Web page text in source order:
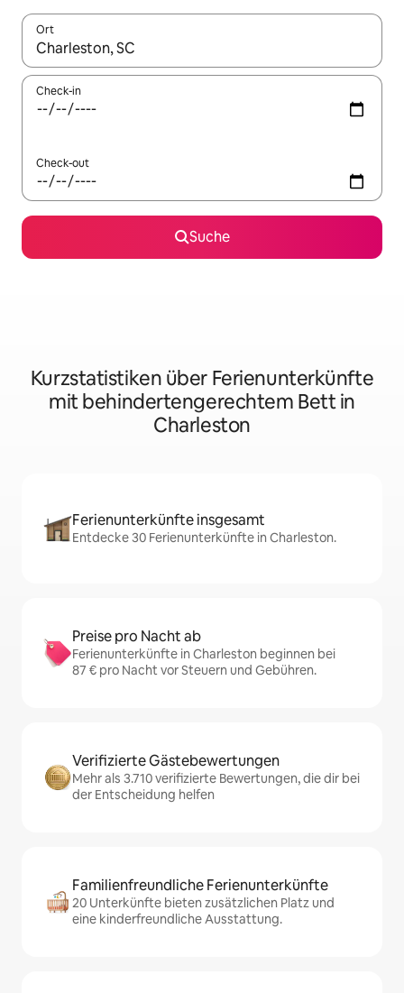
Ort
Wenn Ergebnisse verfügbar sind, navigiere mit den
Check-in
Check-out
Suche
Kurzstatistiken über Ferienunterkünfte
mit behindertengerechtem Bett in
Charleston
Ferienunterkünfte insgesamt
Entdecke 30 Ferienunterkünfte in Charleston.
Preise pro Nacht ab
Ferienunterkünfte in Charleston beginnen bei
87 € pro Nacht vor Steuern und Gebühren.
Verifizierte Gästebewertungen
Mehr als 3.710 verifizierte Bewertungen, die dir bei
der Entscheidung helfen
Familienfreundliche Ferienunterkünfte
20 Unterkünfte bieten zusätzlichen Platz und
eine kinderfreundliche Ausstattung.